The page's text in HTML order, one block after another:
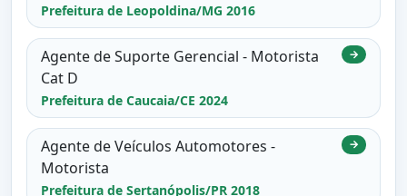
Prefeitura de Leopoldina/MG 2016
Agente de Suporte Gerencial - Motorista
Cat D
Prefeitura de Caucaia/CE 2024
→
Agente de Veículos Automotores -
Motorista
Prefeitura de Sertanópolis/PR 2018
→